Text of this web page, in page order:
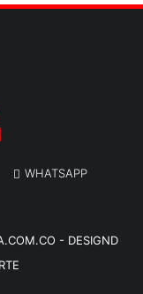
WHATSAPP
- DESIGND